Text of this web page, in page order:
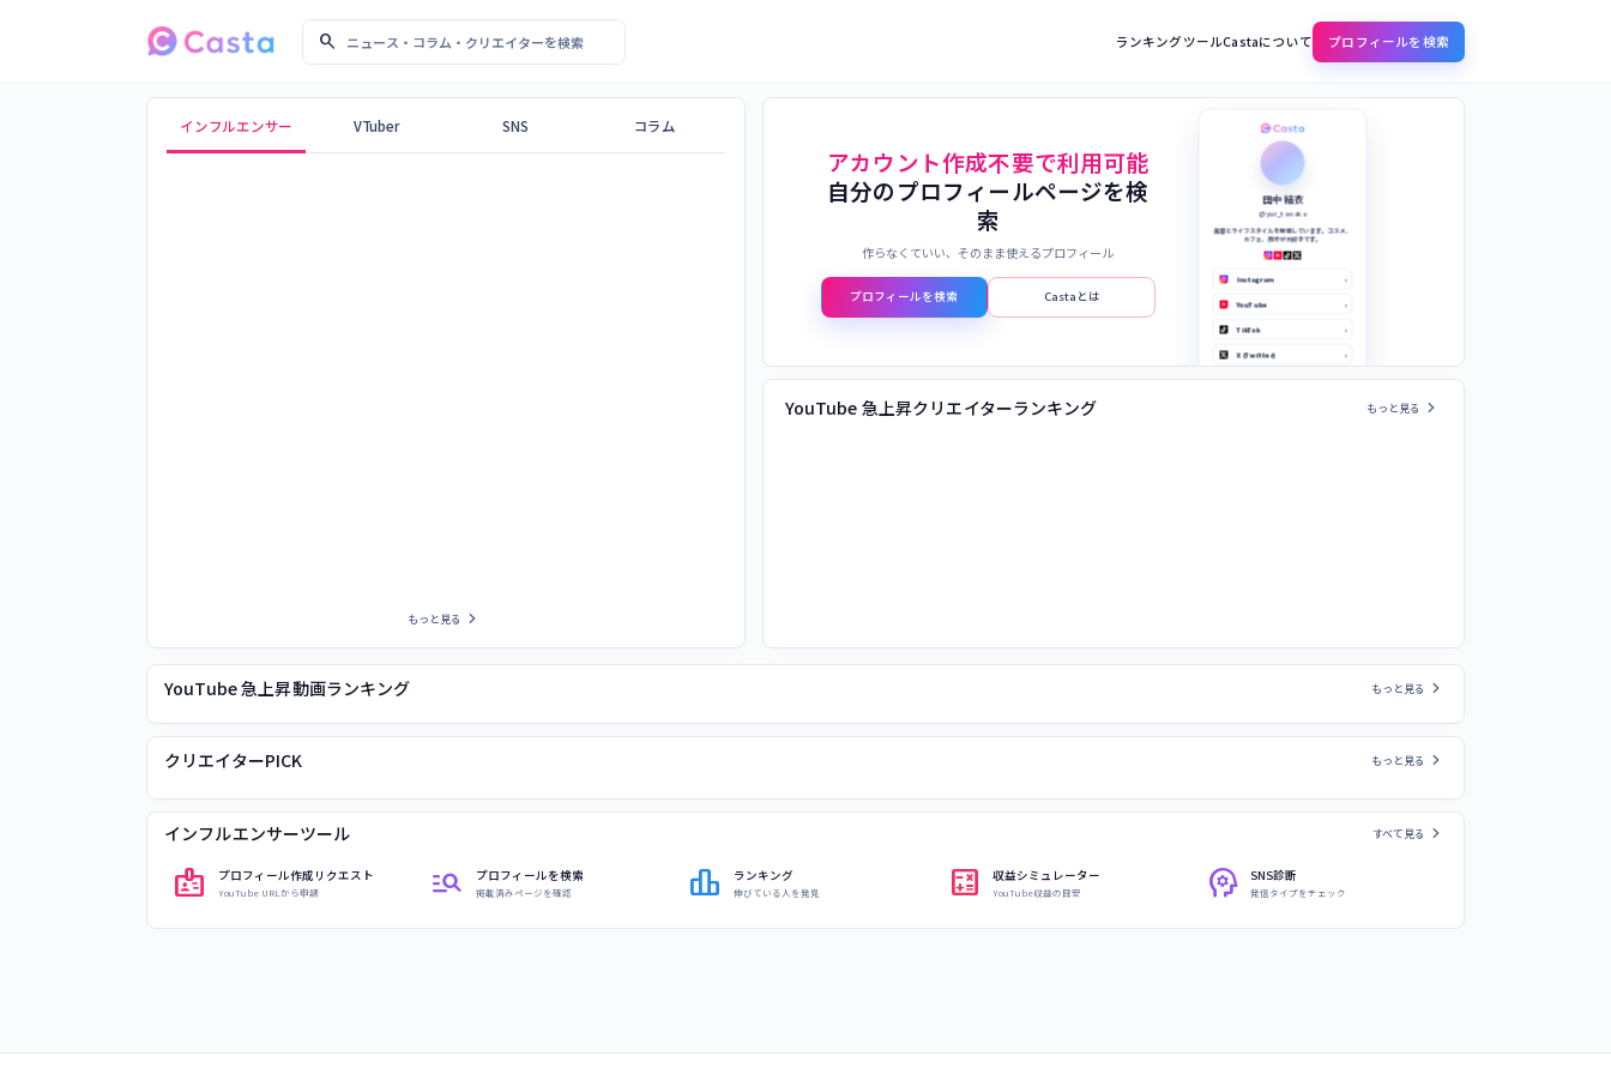
search
ニュース・コラム・クリエイターを検索
ランキング ツールCastaについて プロフィールを検索
Castaメディア
インフルエンサー VTuber SNS コラム
もっと見る chevron_right
アカウント作成不要で利用可能
自分のプロフィールページを検
索
作らなくていい、そのまま使えるプロフィール
プロフィールを検索 Castaとは
田中 結衣
@yui_tanaka
美容とライフスタイルを発信しています。コスメ、
カフェ、旅行が大好きです。
Instagram ›
YouTube ›
TikTok ›
X (Twitter) ›
公式サイト ›
YouTube 急上昇クリエイターランキング もっと見る chevron_right
YouTube 急上昇動画ランキング もっと見る chevron_right
クリエイターPICK もっと見る chevron_right
インフルエンサーツール すべて見る chevron_right
badge プロフィール作成リクエスト
YouTube URLから申請 manage_search プロフィールを検索
掲載済みページを確認 leaderboard ランキング
伸びている人を発見 calculate 収益シミュレーター
YouTube収益の目安 psychology SNS診断
発信タイプをチェック